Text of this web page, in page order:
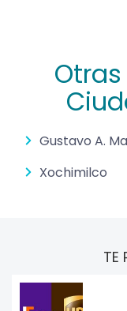
Gustavo A.
Xochimilco
TE